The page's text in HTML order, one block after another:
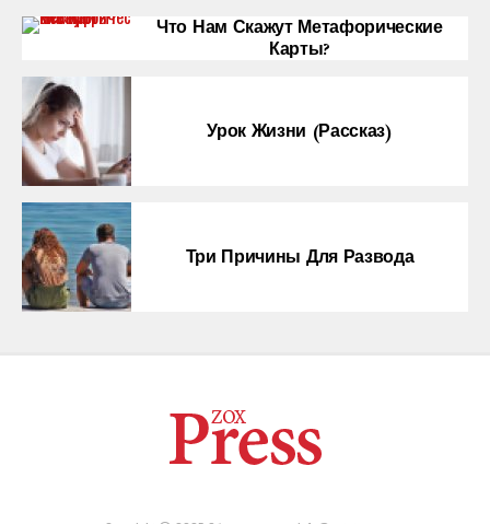
Что Нам Скажут Метафорические
Карты?
Урок Жизни (рассказ)
Три Причины Для Развода